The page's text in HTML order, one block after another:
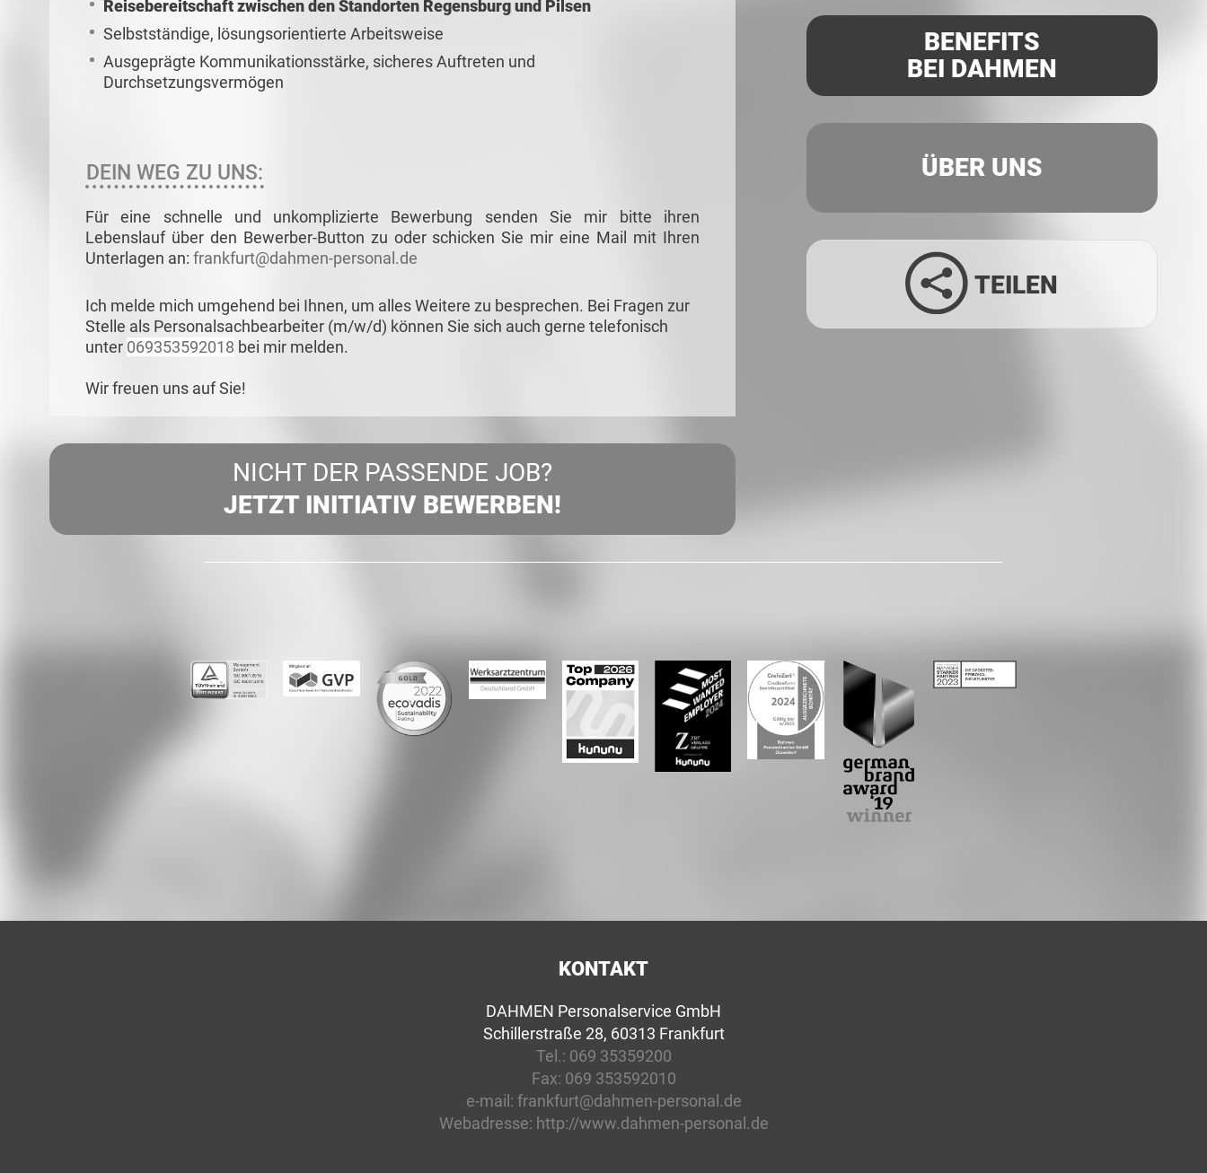
Reisebereitschaft zwischen den Standorten Regensburg und Pilsen
Selbstständige, lösungsorientierte Arbeitsweise
Ausgeprägte Kommunikationsstärke, sicheres Auftreten und
Durchsetzungsvermögen
DEIN WEG ZU UNS:
Für eine schnelle und unkomplizierte Bewerbung senden Sie mir bitte ihren
Lebenslauf über den Bewerber-Button zu oder schicken Sie mir eine Mail mit Ihren
Unterlagen an: frankfurt@dahmen-personal.de
Ich melde mich umgehend bei Ihnen, um alles Weitere zu besprechen. Bei Fragen zur
Stelle als Personalsachbearbeiter (m/w/d) können Sie sich auch gerne telefonisch
unter 069353592018 bei mir melden.
Wir freuen uns auf Sie!
NICHT DER PASSENDE JOB?
JETZT INITIATIV BEWERBEN!
BENEFITS
BEI DAHMEN
ÜBER UNS
TEILEN
KONTAKT
DAHMEN Personalservice GmbH
Schillerstraße 28, 60313 Frankfurt
Tel.: 069 35359200
Fax: 069 353592010
e-mail: frankfurt@dahmen-personal.de
Webadresse: http://www.dahmen-personal.de